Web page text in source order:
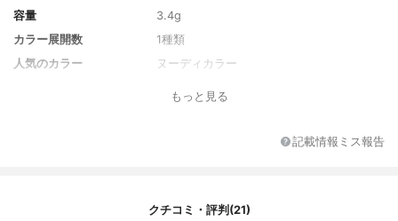
容量
3.4g
カラー展開数
1種類
人気のカラー
ヌーディカラー
もっと見る
記載情報ミス報告
クチコミ・評判(21)